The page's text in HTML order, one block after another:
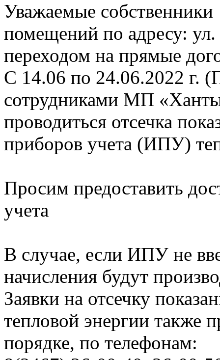
Уважаемые
помещений по адресу:
переходом на прямые
С 14.06 по 24.06.2022 г.
сотрудниками МП
проводиться отсечка
приборов учета (ИПУ)
Просим предоставить
учета
В случае, если ИПУ не
начисления будут
Заявки на отсечку
тепловой энергии также
порядке, по телефонам: